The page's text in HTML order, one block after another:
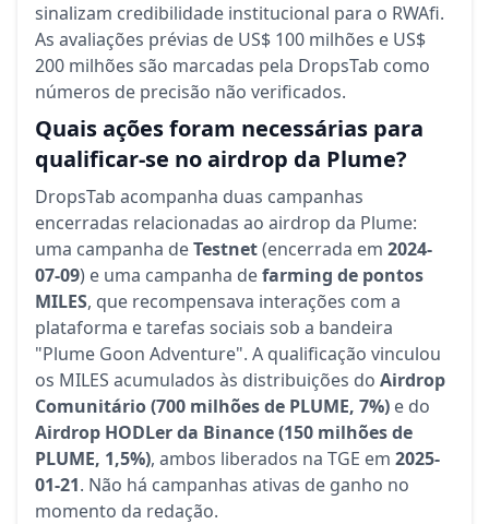
sinalizam credibilidade institucional para o RWAfi.
As avaliações prévias de US$ 100 milhões e US$
200 milhões são marcadas pela DropsTab como
números de precisão não verificados.
Quais ações foram necessárias para
qualificar-se no airdrop da Plume?
DropsTab acompanha duas campanhas
encerradas relacionadas ao airdrop da Plume:
uma campanha deTestnet(encerrada em 2024-
07-09) e uma campanha defarming de pontos
MILES, que recompensava interações com a
plataforma e tarefas sociais sob a bandeira
"Plume Goon Adventure". A qualificação vinculou
os MILES acumulados às distribuições do Airdrop
Comunitário (700 milhões de PLUME, 7%) e do
Airdrop HODLer da Binance (150 milhões de
PLUME, 1,5%), ambos liberados na TGE em 2025-
01-21. Não há campanhas ativas de ganho no
momento da redação.